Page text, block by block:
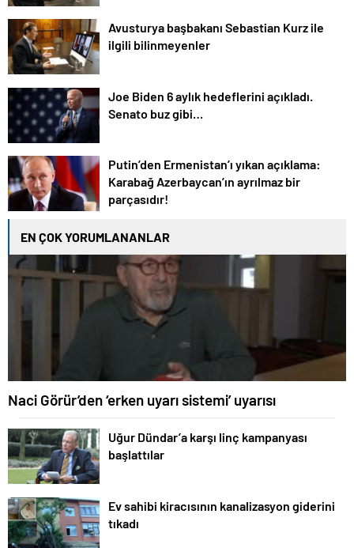
Avusturya başbakanı Sebastian Kurz ile
ilgili bilinmeyenler
Joe Biden 6 aylık hedeflerini açıkladı.
Senato buz gibi…
Putin’den Ermenistan’ı yıkan açıklama:
Karabağ Azerbaycan’ın ayrılmaz bir
parçasıdır!
EN ÇOK YORUMLANANLAR
Naci Görür’den ‘erken uyarı sistemi’ uyarısı
Uğur Dündar’a karşı linç kampanyası
başlattılar
Ev sahibi kiracısının kanalizasyon giderini
tıkadı